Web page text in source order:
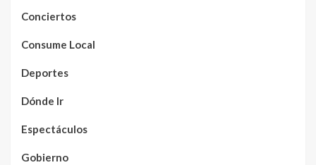
Conciertos
Consume Local
Deportes
Dónde Ir
Espectáculos
Gobierno